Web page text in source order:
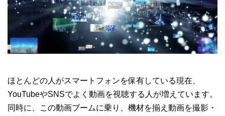
ほとんどの人がスマートフォンを保有している現在、
YouTubeやSNSでよく動画を視聴する人が増えています。
同時に、この動画ブームに乗り、機材を揃え動画を撮影・